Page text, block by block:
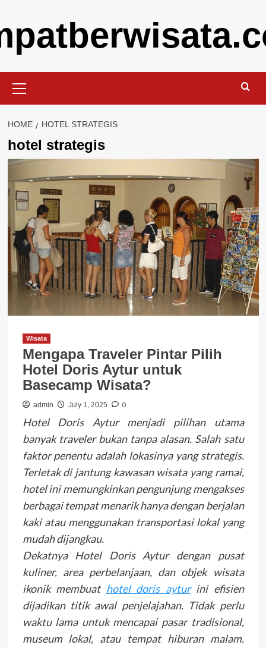
content
Menu
HOME HOTEL STRATEGIS
hotel strategis
Wisata
Mengapa Traveler Pintar Pilih
Hotel Doris Aytur untuk
Basecamp Wisata?
admin July 1, 2025 0
Hotel Doris Aytur menjadi pilihan utama
banyak traveler bukan tanpa alasan. Salah satu
faktor penentu adalah lokasinya yang strategis.
Terletak di jantung kawasan wisata yang ramai,
hotel ini memungkinkan pengunjung mengakses
berbagai tempat menarik hanya dengan berjalan
kaki atau menggunakan transportasi lokal yang
mudah dijangkau.
Dekatnya Hotel Doris Aytur dengan pusat
kuliner, area perbelanjaan, dan objek wisata
ikonik membuat hotel doris ayturini efisien
dijadikan titik awal penjelajahan. Tidak perlu
waktu lama untuk mencapai pasar tradisional,
museum lokal, atau tempat hiburan malam.